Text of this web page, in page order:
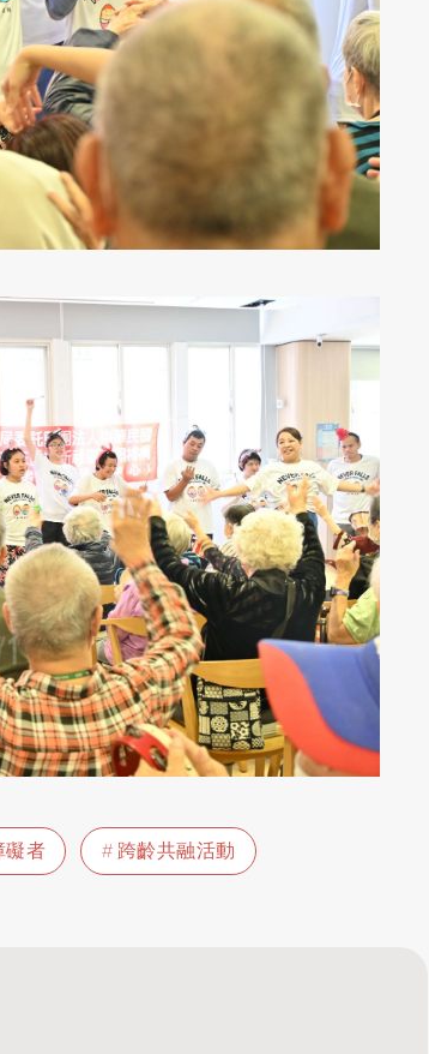
礙者 跨齡共融活動